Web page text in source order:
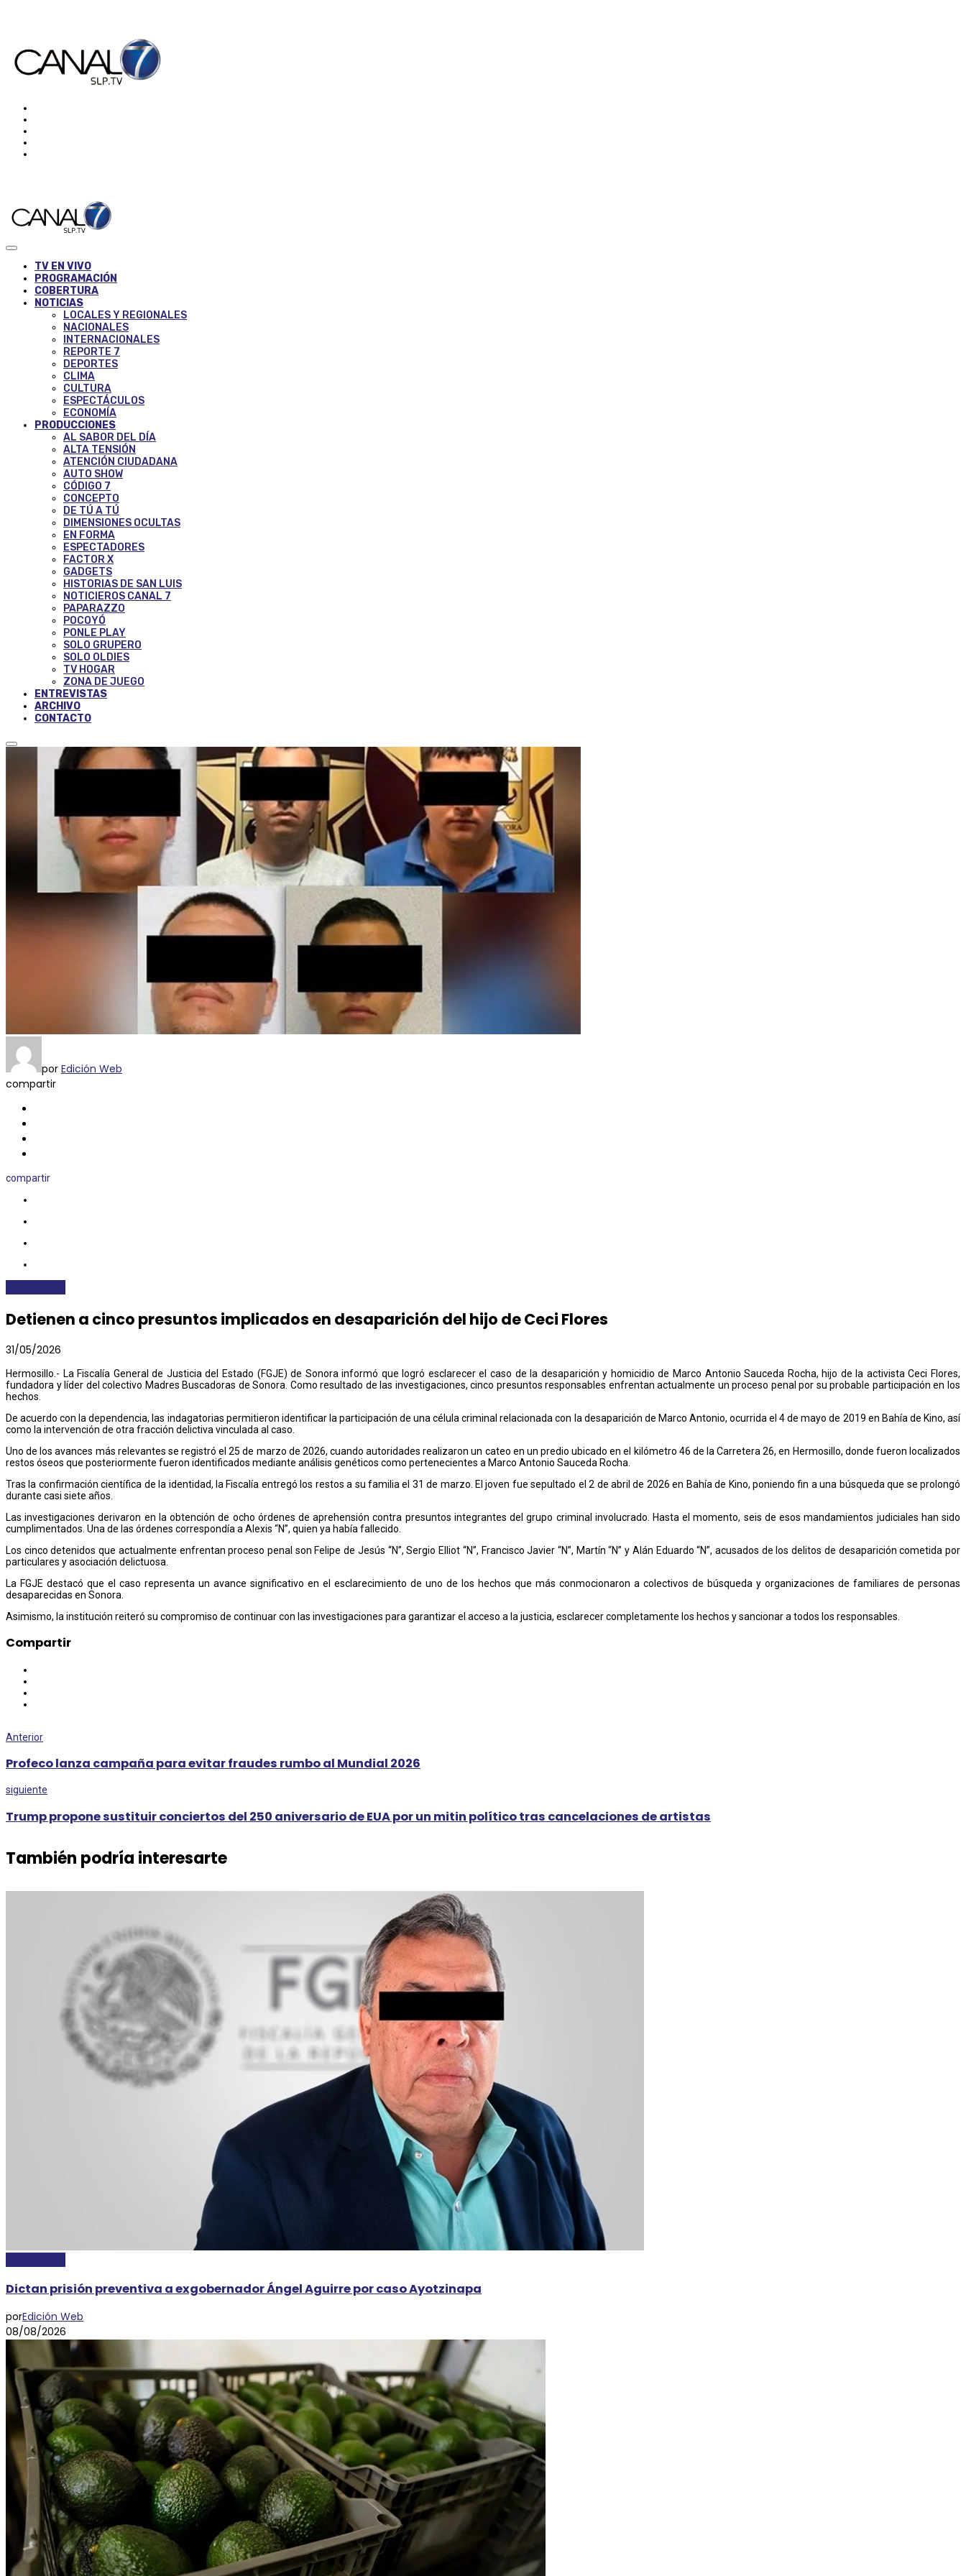
TV EN VIVO
PROGRAMACIÓN
COBERTURA
NOTICIAS
LOCALES Y REGIONALES
NACIONALES
INTERNACIONALES
REPORTE 7
DEPORTES
CLIMA
CULTURA
ESPECTÁCULOS
ECONOMÍA
PRODUCCIONES
AL SABOR DEL DÍA
ALTA TENSIÓN
ATENCIÓN CIUDADANA
AUTO SHOW
CÓDIGO 7
CONCEPTO
DE TÚ A TÚ
DIMENSIONES OCULTAS
EN FORMA
ESPECTADORES
FACTOR X
GADGETS
HISTORIAS DE SAN LUIS
NOTICIEROS CANAL 7
PAPARAZZO
POCOYÓ
PONLE PLAY
SOLO GRUPERO
SOLO OLDIES
TV HOGAR
ZONA DE JUEGO
ENTREVISTAS
ARCHIVO
CONTACTO
por Edición Web
compartir
compartir
Detienen a cinco presuntos implicados en desaparición del hijo de Ceci Flores
31/05/2026
Hermosillo.- La Fiscalía General de Justicia del Estado (FGJE) de Sonora informó que logró esclarecer el caso de la desaparición y homicidio de Marco Antonio Sauceda Rocha, hijo de la activista Ceci Flores,
fundadora y líder del colectivo Madres Buscadoras de Sonora. Como resultado de las investigaciones, cinco presuntos responsables enfrentan actualmente un proceso penal por su probable participación en los
hechos.
De acuerdo con la dependencia, las indagatorias permitieron identificar la participación de una célula criminal relacionada con la desaparición de Marco Antonio, ocurrida el 4 de mayo de 2019 en Bahía de Kino, así
como la intervención de otra fracción delictiva vinculada al caso.
Uno de los avances más relevantes se registró el 25 de marzo de 2026, cuando autoridades realizaron un cateo en un predio ubicado en el kilómetro 46 de la Carretera 26, en Hermosillo, donde fueron localizados
restos óseos que posteriormente fueron identificados mediante análisis genéticos como pertenecientes a Marco Antonio Sauceda Rocha.
Tras la confirmación científica de la identidad, la Fiscalía entregó los restos a su familia el 31 de marzo. El joven fue sepultado el 2 de abril de 2026 en Bahía de Kino, poniendo fin a una búsqueda que se prolongó
durante casi siete años.
Las investigaciones derivaron en la obtención de ocho órdenes de aprehensión contra presuntos integrantes del grupo criminal involucrado. Hasta el momento, seis de esos mandamientos judiciales han sido
cumplimentados. Una de las órdenes correspondía a Alexis “N”, quien ya había fallecido.
Los cinco detenidos que actualmente enfrentan proceso penal son Felipe de Jesús “N”, Sergio Elliot “N”, Francisco Javier “N”, Martín “N” y Alán Eduardo “N”, acusados de los delitos de desaparición cometida por
particulares y asociación delictuosa.
La FGJE destacó que el caso representa un avance significativo en el esclarecimiento de uno de los hechos que más conmocionaron a colectivos de búsqueda y organizaciones de familiares de personas
desaparecidas en Sonora.
Asimismo, la institución reiteró su compromiso de continuar con las investigaciones para garantizar el acceso a la justicia, esclarecer completamente los hechos y sancionar a todos los responsables.
Compartir
Anterior
Profeco lanza campaña para evitar fraudes rumbo al Mundial 2026
siguiente
Trump propone sustituir conciertos del 250 aniversario de EUA por un mitin político tras cancelaciones de artistas
También podría interesarte
Dictan prisión preventiva a exgobernador Ángel Aguirre por caso Ayotzinapa
porEdición Web
08/08/2026